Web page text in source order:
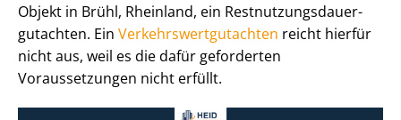
Objekt in Brühl, Rheinland, ein Rest­nut­zungs­dau­er­
gut­ach­ten. Ein Ver­kehrs­wert­gut­ach­ten reicht hierfür
nicht aus, weil es die dafür geforderten
Voraussetzungen nicht erfüllt.